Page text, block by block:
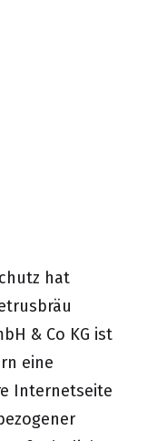
hat
& Co KG ist
eine
Internetseite